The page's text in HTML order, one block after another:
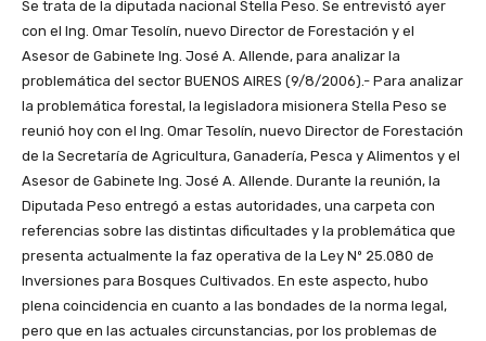
Se trata de la diputada nacional Stella Peso. Se entrevistó ayer
con el Ing. Omar Tesolín, nuevo Director de Forestación y el
Asesor de Gabinete Ing. José A. Allende, para analizar la
problemática del sector BUENOS AIRES (9/8/2006).- Para analizar
la problemática forestal, la legisladora misionera Stella Peso se
reunió hoy con el Ing. Omar Tesolín, nuevo Director de Forestación
de la Secretaría de Agricultura, Ganadería, Pesca y Alimentos y el
Asesor de Gabinete Ing. José A. Allende. Durante la reunión, la
Diputada Peso entregó a estas autoridades, una carpeta con
referencias sobre las distintas dificultades y la problemática que
presenta actualmente la faz operativa de la Ley Nº 25.080 de
Inversiones para Bosques Cultivados. En este aspecto, hubo
plena coincidencia en cuanto a las bondades de la norma legal,
pero que en las actuales circunstancias, por los problemas de